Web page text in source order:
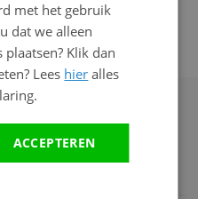
met het gebruik
dat we alleen
Klik dan
Lees hier alles
ACCEPTEREN